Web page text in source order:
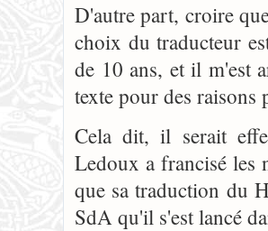
D'autre part, croire
choix du traducteur
de 10 ans, et il m'est
texte pour des raisons
Cela dit, il serait
Ledoux a francisé les
que sa traduction du
SdA qu'il s'est lancé